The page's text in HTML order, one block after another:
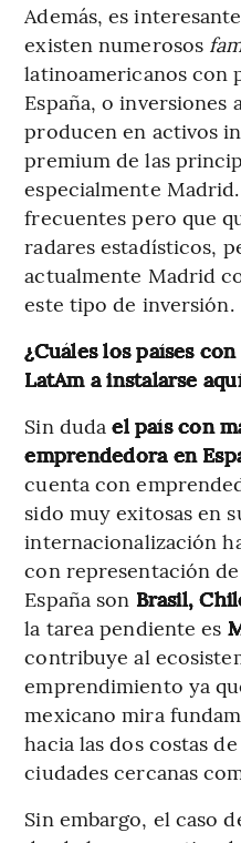
Además, es
existen numerosos
latinoamericanos con
España, o
producen en activos
premium de las
especialmente
frecuentes pero que
radares estadísticos,
actualmente Madrid
este tipo de inversión.
¿Cuáles los países
LatAm a instalarse
Sin dudael país con
emprendedora en
cuenta con
sido muy exitosas en
internacionalización
con representación
España son Brasil,
la tarea pendiente es
contribuye al
emprendimiento ya
mexicano mira
hacia las dos costas
ciudades cercanas
Sin embargo, el caso